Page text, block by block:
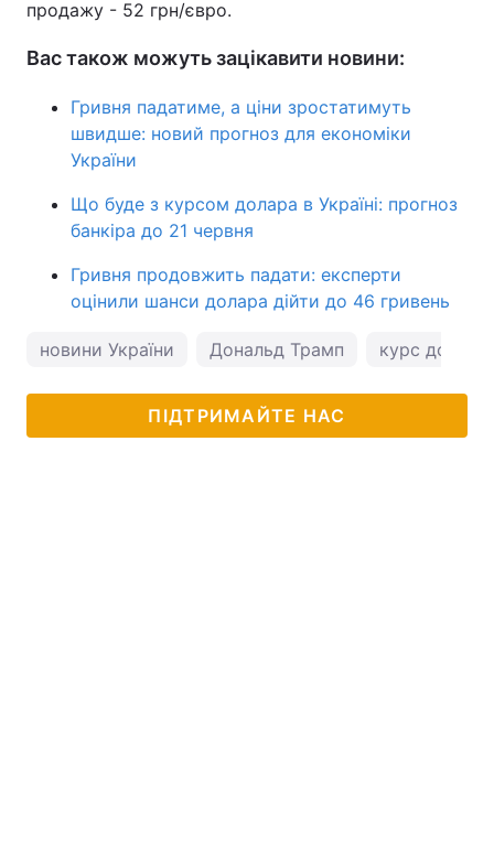
продажу - 52 грн/євро.
Вас також можуть зацікавити новини:
Гривня падатиме, а ціни зростатимуть
швидше: новий прогноз для економіки
України
Що буде з курсом долара в Україні: прогноз
банкіра до 21 червня
Гривня продовжить падати: експерти
оцінили шанси долара дійти до 46 гривень
новини України Дональд Трамп курс долара
ПІДТРИМАЙТЕ НАС